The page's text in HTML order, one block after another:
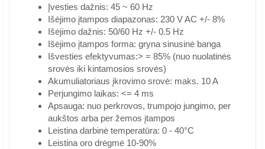
Įvesties dažnis: 45 ~ 60 Hz
Išėjimo įtampos diapazonas: 230 V AC +/- 8%
Išėjimo dažnis: 50/60 Hz +/- 0.5 Hz
Išėjimo įtampos forma: gryna sinusinė banga
Išvesties efektyvumas:> = 85% (nuo nuolatinės
srovės iki kintamosios srovės)
Akumuliatoriaus įkrovimo srovė: maks. 10 A
Perjungimo laikas: <= 4 ms
Apsauga: nuo perkrovos, trumpojo jungimo, per
aukštos arba per žemos įtampos
Leistina darbinė temperatūra: 0 - 40°C
Leistina oro drėgmė 10-90%